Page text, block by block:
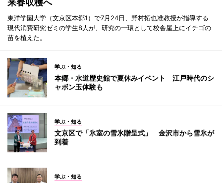
来春収穫へ
東洋学園大学（文京区本郷1）で7月24日、野村拓也准教授が指導する
現代消費研究ゼミの学生8人が、研究の一環として校舎屋上にイチゴの
苗を植えた。
学ぶ・知る
本郷・水道歴史館で夏休みイベント 江戸時代のシ
ャボン玉体験も
学ぶ・知る
文京区で「氷室の雪氷贈呈式」 金沢市から雪氷が
到着
学ぶ・知る